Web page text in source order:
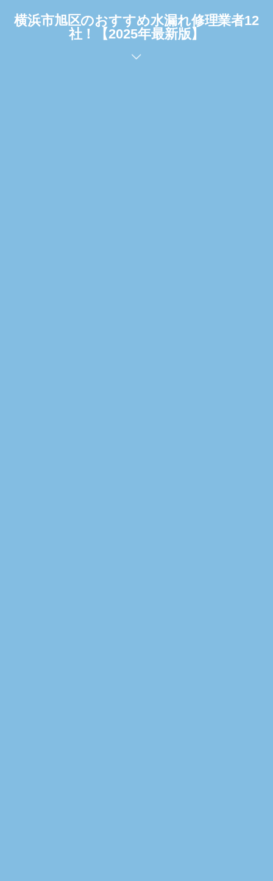
横浜市旭区のおすすめ水漏れ修理業者12
社！【2025年最新版】